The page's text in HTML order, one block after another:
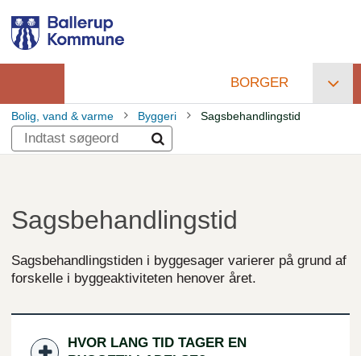
hovedindhold
Primær
navigation
BORGER
Brødkrumme
Bolig, vand & varme Byggeri Sagsbehandlingstid
Sagsbehandlingstid
Sagsbehandlingstiden i byggesager varierer på grund af
forskelle i byggeaktiviteten henover året.
HVOR LANG TID TAGER EN